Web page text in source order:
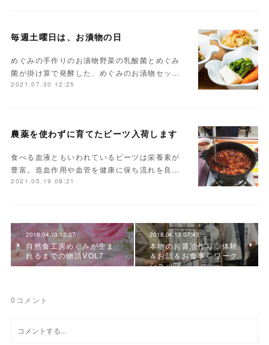
毎週土曜日は、お漬物の日
めぐみの手作りのお漬物野菜の乳酸菌とめぐみ
菌が掛け算で発酵した、めぐみのお漬物セッ…
2021.07.30 12:25
農薬を使わずに育てたビーツ入荷します
食べる血液ともいわれているビーツは栄養素が
豊富。造血作用や血管を健康に保ち流れを良…
2021.05.19 08:21
2018.04.13 12:37
自然食工房めぐみが生ま
れるまでの物語VOL7
2018.04.13 07:43
本物のお醤油作り◇体験
＆お話＆お食事◇ワーク
ショップ
0 コメント